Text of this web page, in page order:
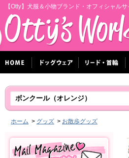
【Otty】犬服＆小物ブランド・オフィシャルサ
ボンクール（オレンジ）
ホーム > グッズ > お散歩グッズ